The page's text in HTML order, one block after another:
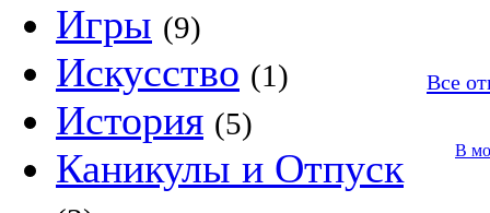
Игры (9)
Искусство (1)
История (5)
Каникулы и Отпуск
Все
В